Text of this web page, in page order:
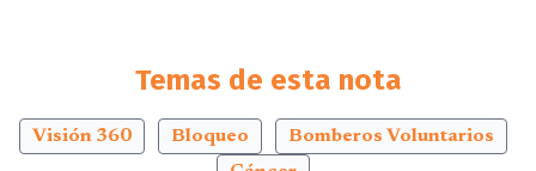
Temas de esta nota
Visión 360 Bloqueo
Bomberos Voluntarios